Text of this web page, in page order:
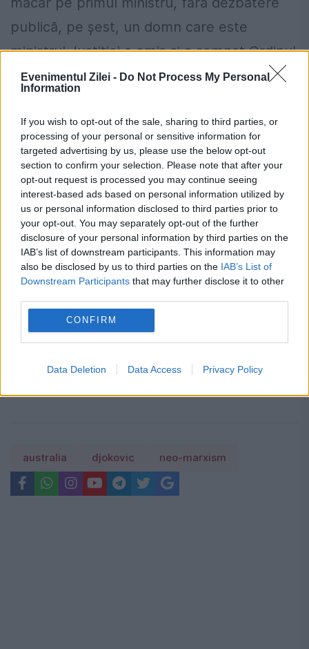
Evenimentul Zilei - Do Not Process My Personal
Information
If you wish to opt-out of the sale, sharing to third parties, or
processing of your personal or sensitive information for
targeted advertising by us, please use the below opt-out
section to confirm your selection. Please note that after your
opt-out request is processed you may continue seeing
interest-based ads based on personal information utilized by
us or personal information disclosed to third parties prior to
your opt-out. You may separately opt-out of the further
disclosure of your personal information by third parties on the
IAB’s list of downstream participants. This information may
also be disclosed by us to third parties on the IAB’s List of
Downstream Participants that may further disclose it to other
CONFIRM
Data Deletion Data Access Privacy Policy
publică, pe șest, un domn care este
ministrul Justiției a emis și a semnat Ordinul
în baza căruia vor fi majorate cu 20%
magistrați. N-am nici o pretenție de la acest
ministru. Dar mă așteptam la o atitudine
publică a judecătorilor. Cu toate astea, nici
un magistrat nu a avut de spus nimic…
Mai sunt, oare, judecători la București?
Locuiești la bloc? 10 reguli pe care mulți
proprietari le înțeleg greșit și ajung să
plătească mai mult.Ce spune legea
Concediu 2026. Dreptul pe care mulți
zilele de concediu și când nu
australia djokovic neo-marxism